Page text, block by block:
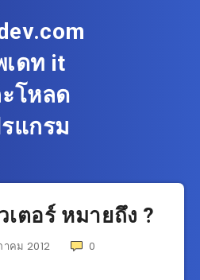
เดท it
โหลด
แกรม
ตอร์ หมายถึง ?
คม 2012 0